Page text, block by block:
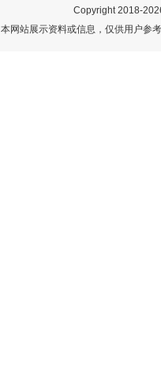
Copyright 2018-
本网站展示资料或信息，仅供用户参